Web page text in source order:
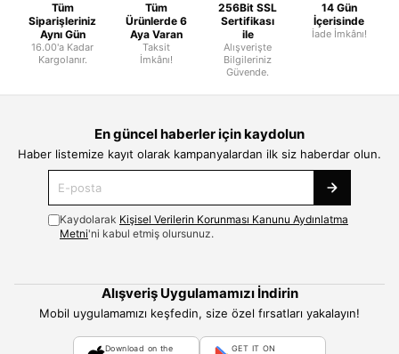
Tüm
Siparişleriniz
Aynı Gün
16.00'a Kadar
Kargolanır.
Tüm
Ürünlerde 6
Aya Varan
Taksit
İmkânı!
256Bit SSL
Sertifikası
ile
Alışverişte
Bilgileriniz
Güvende.
14 Gün
İçerisinde
İade İmkânı!
En güncel haberler için kaydolun
Haber listemize kayıt olarak kampanyalardan ilk siz haberdar olun.
Kaydolarak Kişisel Verilerin Korunması Kanunu Aydınlatma
Metni'ni kabul etmiş olursunuz.
Alışveriş Uygulamamızı İndirin
Mobil uygulamamızı keşfedin, size özel fırsatları yakalayın!
Download on the GET IT ON